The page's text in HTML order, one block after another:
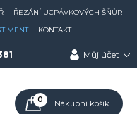
ŘEZÁNÍ UCPÁVKOVÝCH ŠŇŮR
KONTAKT
Můj účet
0 Nákupní košík